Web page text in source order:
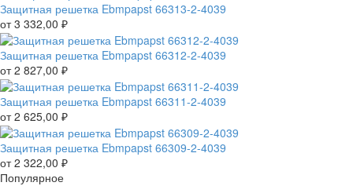
Защитная решетка Ebmpapst 66313-2-4039
от3 332,00 ₽
Защитная решетка Ebmpapst 66312-2-4039
от2 827,00 ₽
Защитная решетка Ebmpapst 66311-2-4039
от2 625,00 ₽
Защитная решетка Ebmpapst 66309-2-4039
от2 322,00 ₽
Популярное